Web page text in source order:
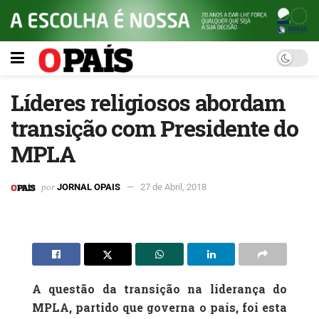
Líderes religiosos abordam
transição com Presidente do
MPLA
por JORNAL OPAIS 27 de Abril, 2018
A questão da transição na liderança do
MPLA, partido que governa o país, foi esta